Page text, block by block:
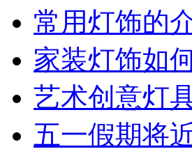
常用灯饰的
家装灯饰如
艺术创意灯
五一假期将